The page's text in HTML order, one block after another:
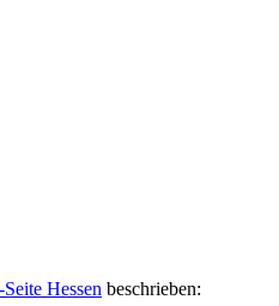
Hessen beschrieben: